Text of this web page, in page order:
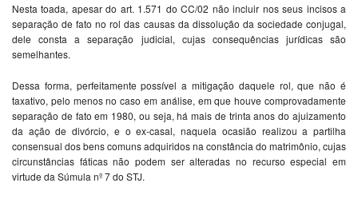
Nesta toada, apesar do art. 1.571 do CC/02 não incluir nos seus incisos a
separação de fato no rol das causas da dissolução da sociedade conjugal,
dele consta a separação judicial, cujas consequências jurídicas são
semelhantes.
Dessa forma, perfeitamente possível a mitigação daquele rol, que não é
taxativo, pelo menos no caso em análise, em que houve comprovadamente
separação de fato em 1980, ou seja, há mais de trinta anos do ajuizamento
da ação de divórcio, e o ex-casal, naquela ocasião realizou a partilha
consensual dos bens comuns adquiridos na constância do matrimônio, cujas
circunstâncias fáticas não podem ser alteradas no recurso especial em
virtude da Súmula nº 7 do STJ.